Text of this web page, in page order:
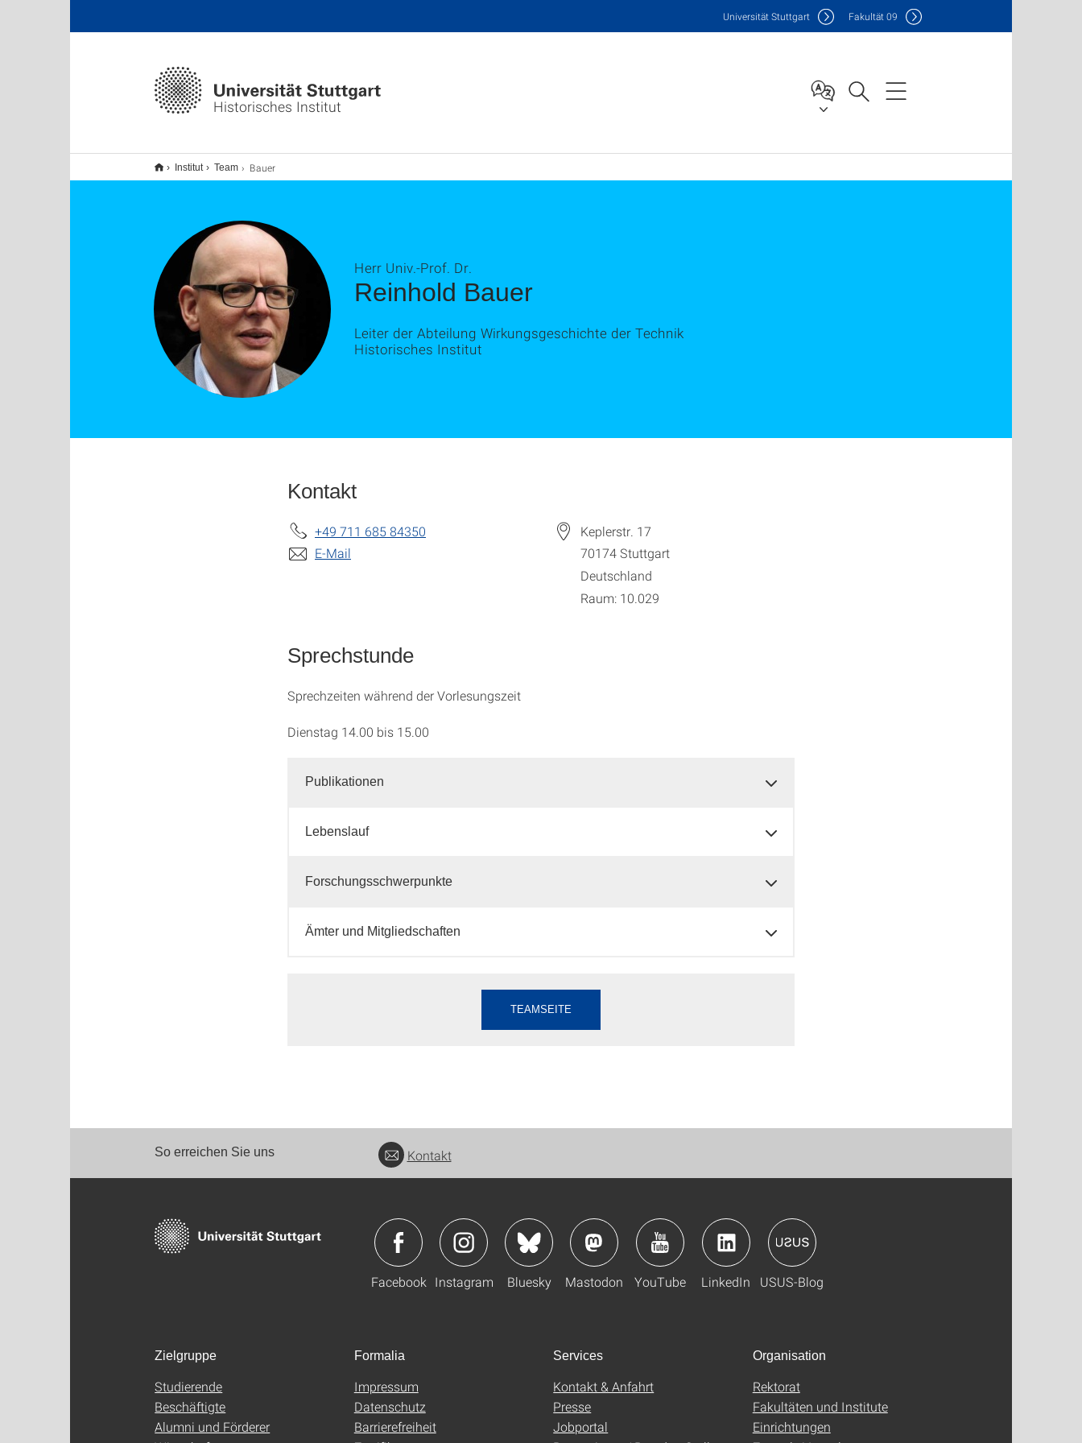
Historisches Institut
Universität Stuttgart Fakultät09
Institut Team Bauer
Reinhold Bauer
Herr Univ.-Prof. Dr.
Leiter der Abteilung Wirkungsgeschichte der Technik
Historisches Institut
Kontakt
+49 711 685 84350
E-Mail
Keplerstr. 17
70174Stuttgart
Deutschland
Raum: 10.029
Sprechstunde
Sprechzeiten während der Vorlesungszeit
Dienstag 14.00 bis 15.00
Publikationen
Lebenslauf
Forschungsschwerpunkte
Ämter und Mitgliedschaften
TEAMSEITE
So erreichen Sie uns Kontakt
Facebook Instagram Bluesky Mastodon YouTube LinkedIn USUS-Blog
Zielgruppe
Studierende
Beschäftigte
Alumni und Förderer
Formalia
Impressum
Datenschutz
Barrierefreiheit
Services
Kontakt & Anfahrt
Presse
Jobportal
Organisation
Rektorat
Fakultäten und Institute
Einrichtungen